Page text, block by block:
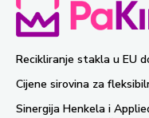
Recikliranje stakla u EU
Cijene sirovina za
Sinergija Henkela i